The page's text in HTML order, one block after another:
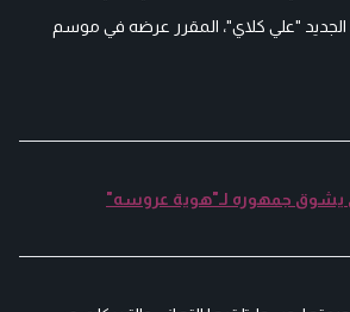
"علي كلاي"، المقرر عرضه في موسم
يشوق جمهوره لـ"هوية عروسه"